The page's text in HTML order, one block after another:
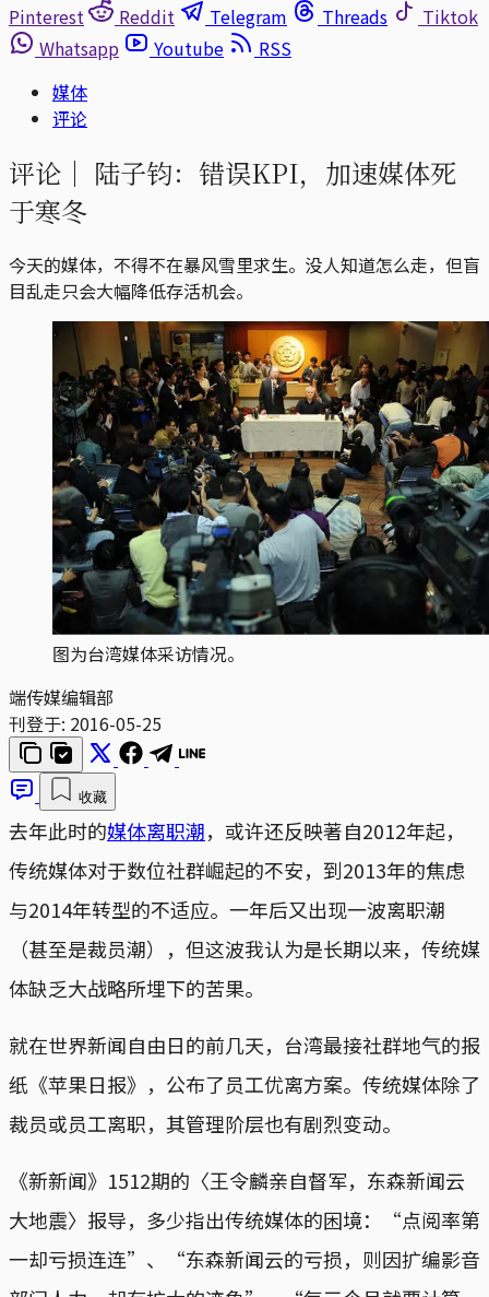
Pinterest
Reddit Telegram Threads
Tiktok
Whatsapp
Youtube
RSS
媒体
评论
评论｜ 陆子钧：错误KPI，加速媒体死
于寒冬
今天的媒体，不得不在暴风雪里求生。没人知道怎么走，但盲
目乱走只会大幅降低存活机会。
图为台湾媒体采访情况。
端传媒编辑部
刊登于: 2016-05-25
收藏
去年此时的媒体离职潮，或许还反映著自2012年起，
传统媒体对于数位社群崛起的不安，到2013年的焦虑
与2014年转型的不适应。一年后又出现一波离职潮
（甚至是裁员潮），但这波我认为是长期以来，传统媒
体缺乏大战略所埋下的苦果。
就在世界新闻自由日的前几天，台湾最接社群地气的报
纸《苹果日报》，公布了员工优离方案。传统媒体除了
裁员或员工离职，其管理阶层也有剧烈变动。
《新新闻》1512期的〈王令麟亲自督军，东森新闻云
大地震〉报导，多少指出传统媒体的困境：“点阅率第
一却亏损连连”、“东森新闻云的亏损，则因扩编影音